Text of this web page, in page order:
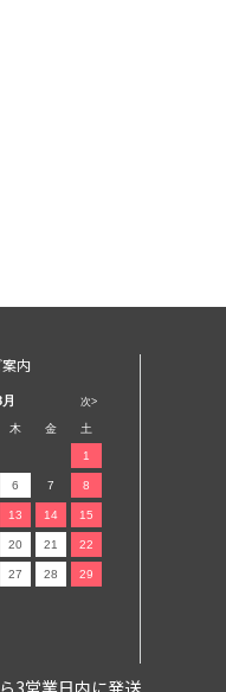
内
次>
木 金 土
1
6 7 8
13 14 15
20 21 22
27 28 29
3営業日内に発送